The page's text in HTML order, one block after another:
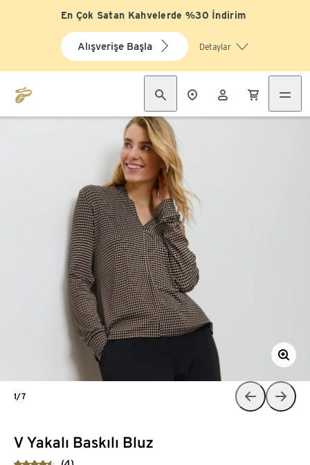
En Çok Satan Kahvelerde %30 İndirim
Alışverişe Başla Detaylar
V Yakalı Baskılı Bluz
1/7